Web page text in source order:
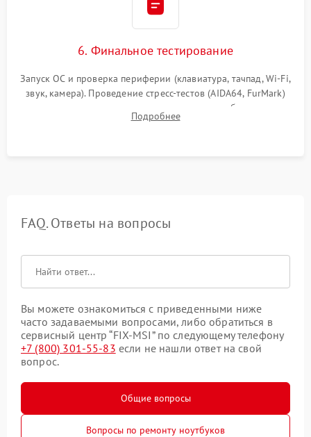
6. Финальное тестирование
Запуск ОС и проверка периферии (клавиатура, тачпад, Wi-Fi,
звук, камера). Проведение стресс-тестов (AIDA64, FurMark)
для контроля температурного режима и стабильности
системы под пиковой нагрузкой.
Подробнее
FAQ. Ответы на вопросы
Вы можете ознакомиться с приведенными ниже
часто задаваемыми вопросами, либо обратиться в
сервисный центр “FIX-MSI” по следующему телефону
+7 (800) 301-55-83 если не нашли ответ на свой
вопрос.
Общие вопросы
Вопросы по ремонту ноутбуков